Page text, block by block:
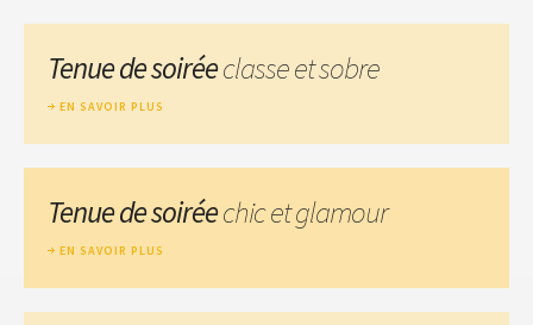
Tenue de soiréeclasse et sobre
EN SAVOIR PLUS
Tenue de soiréechic et glamour
EN SAVOIR PLUS